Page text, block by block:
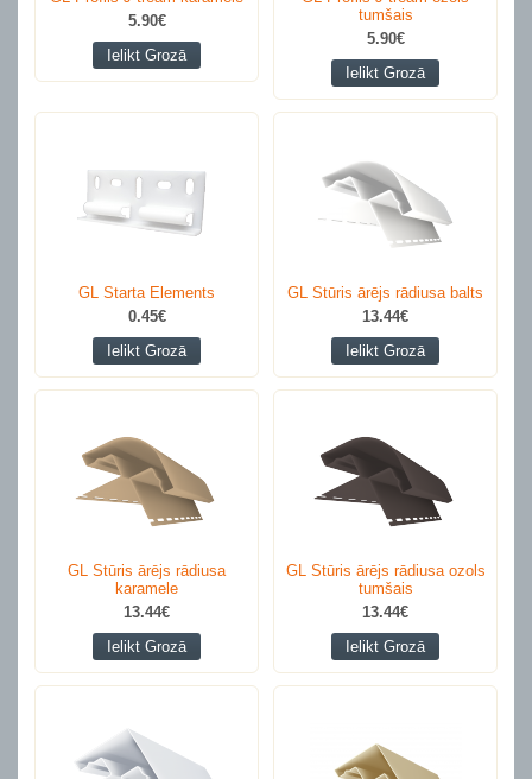
5.90€
Ielikt Grozā
tumšais
5.90€
Ielikt Grozā
GL Starta Elements
0.45€
Ielikt Grozā
GL Stūris ārējs rādiusa balts
13.44€
Ielikt Grozā
GL Stūris ārējs rādiusa
karamele
13.44€
Ielikt Grozā
GL Stūris ārējs rādiusa ozols
tumšais
13.44€
Ielikt Grozā